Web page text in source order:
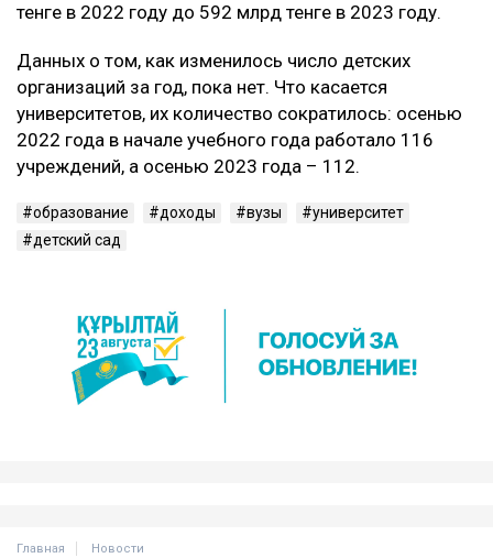
тенге в 2022 году до 592 млрд тенге в 2023 году.
Данных о том, как изменилось число детских
организаций за год, пока нет. Что касается
университетов, их количество сократилось: осенью
2022 года в начале учебного года работало 116
учреждений, а осенью 2023 года – 112.
образование доходы вузы
университет
детский сад
Главная Новости